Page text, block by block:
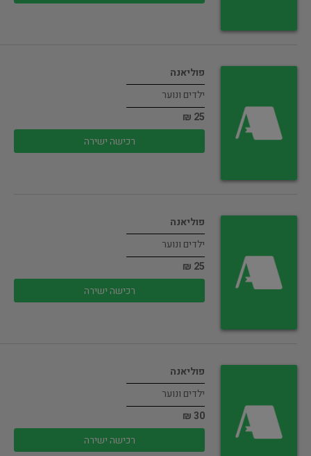
פוליאנה
ילדים ונוער
25 ₪
רכישה ישירה
פוליאנה
ילדים ונוער
25 ₪
רכישה ישירה
פוליאנה
ילדים ונוער
30 ₪
רכישה ישירה